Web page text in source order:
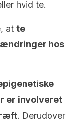
hvid te.
at te
hos
er involveret
. Derudover